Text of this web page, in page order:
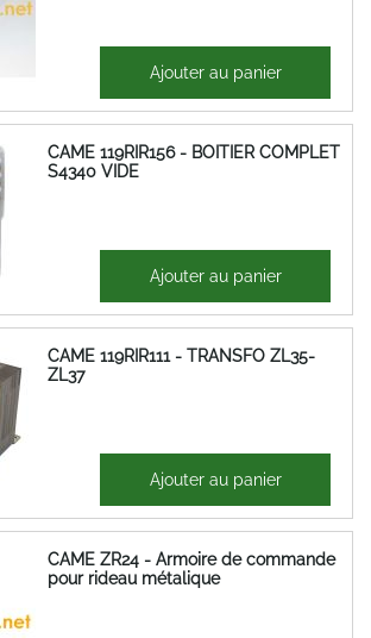
Ajouter au panier
CAME 119RIR156 - BOITIER COMPLET
S4340 VIDE
Ajouter au panier
CAME 119RIR111 - TRANSFO ZL35-
ZL37
Ajouter au panier
CAME ZR24 - Armoire de commande
pour rideau métalique